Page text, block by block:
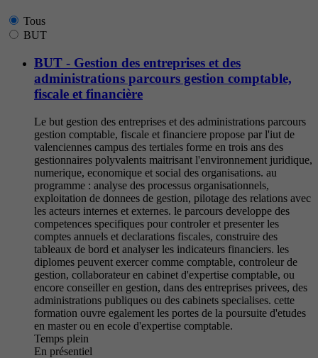
Tous
BUT
BUT - Gestion des entreprises et des
administrations parcours gestion comptable,
fiscale et financière
Le but gestion des entreprises et des administrations parcours
gestion comptable, fiscale et financiere propose par l'iut de
valenciennes campus des tertiales forme en trois ans des
gestionnaires polyvalents maitrisant l'environnement juridique,
numerique, economique et social des organisations. au
programme : analyse des processus organisationnels,
exploitation de donnees de gestion, pilotage des relations avec
les acteurs internes et externes. le parcours developpe des
competences specifiques pour controler et presenter les
comptes annuels et declarations fiscales, construire des
tableaux de bord et analyser les indicateurs financiers. les
diplomes peuvent exercer comme comptable, controleur de
gestion, collaborateur en cabinet d'expertise comptable, ou
encore conseiller en gestion, dans des entreprises privees, des
administrations publiques ou des cabinets specialises. cette
formation ouvre egalement les portes de la poursuite d'etudes
en master ou en ecole d'expertise comptable.
Temps plein
En présentiel